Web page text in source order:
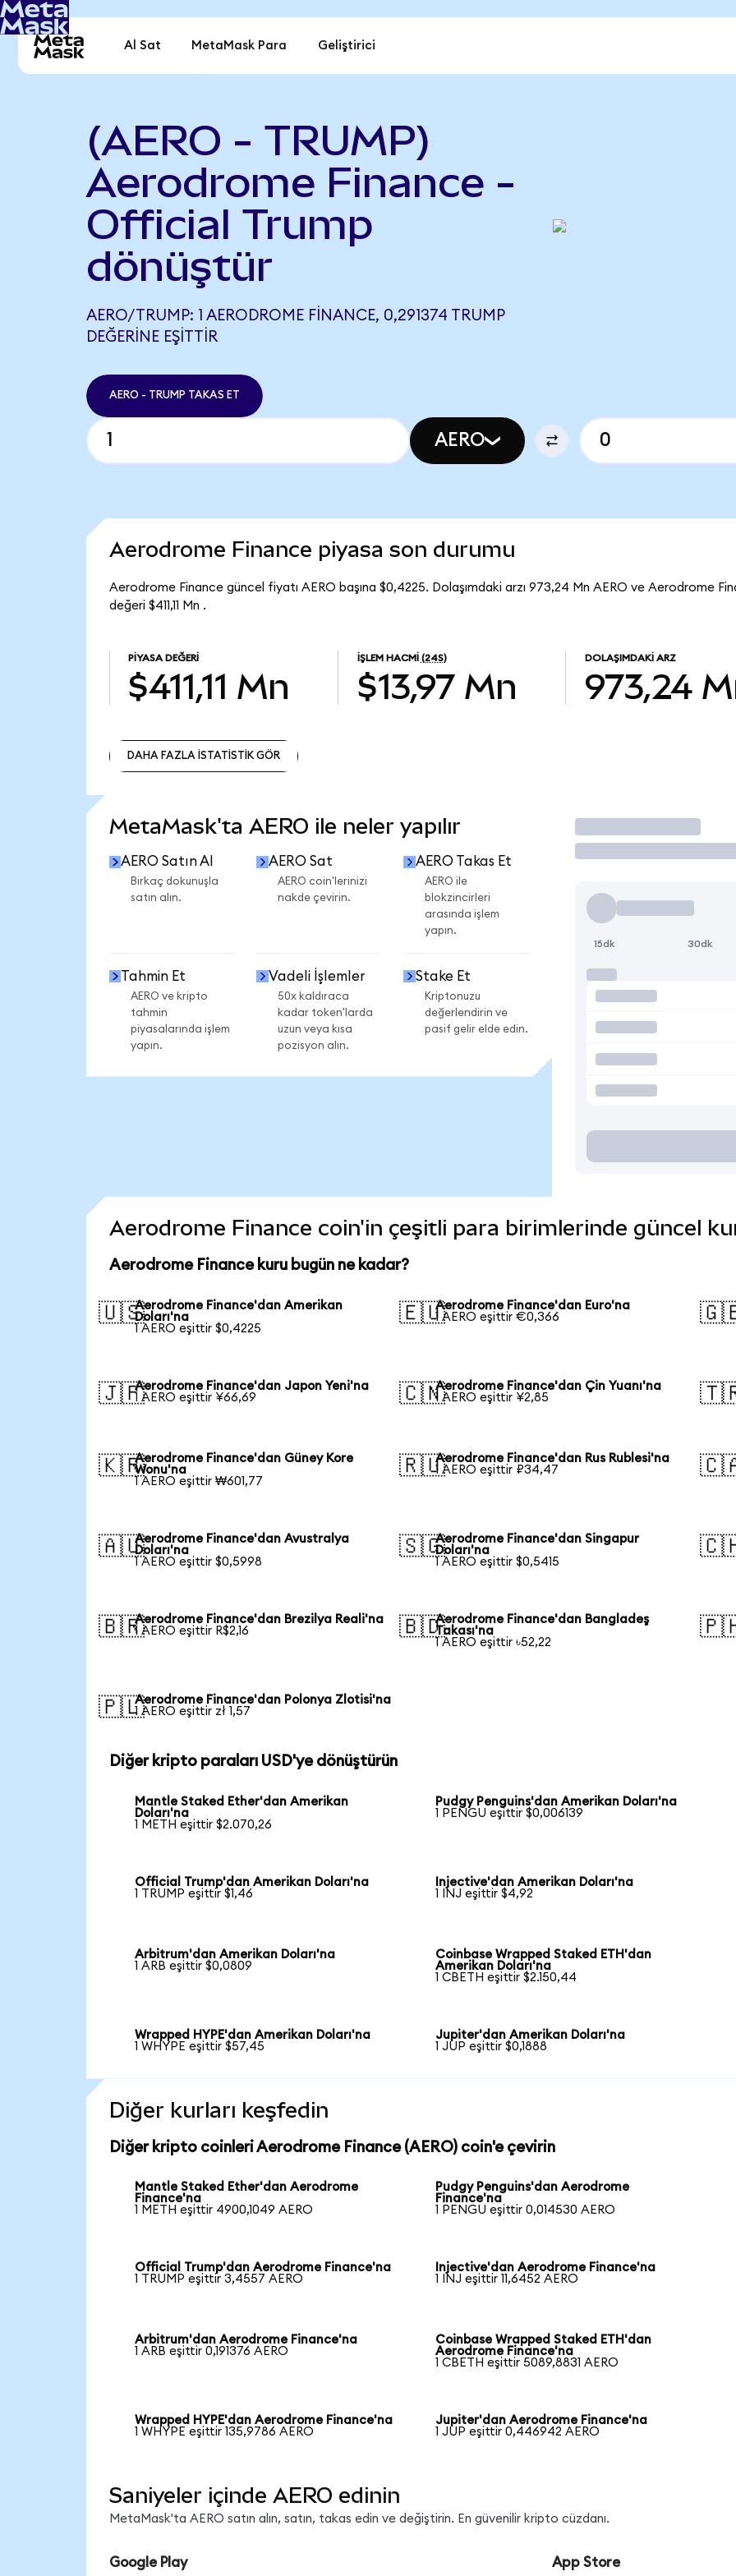
Al Sat MetaMask Para Geliştirici
(AERO - TRUMP)
Aerodrome Finance -
Official Trump
dönüştür
AERO/TRUMP: 1 AERODROME FINANCE, 0,291374 TRUMP
DEĞERINE EŞITTIR
AERO - TRUMP TAKAS ET
AERO
Aerodrome Finance piyasa son durumu
Aerodrome Finance güncel fiyatı AERO başına $0,4225. Dolaşımdaki arzı 973,24 Mn AERO ve Aerodrome
değeri $411,11 Mn .
PIYASA DEĞERI
$411,11 Mn
İŞLEM HACMI (24S)
$13,97 Mn
DOLAŞIMDAKI ARZ
973,24
DAHA FAZLA İSTATİSTİK GÖR
MetaMask'ta AERO ile neler yapılır
AERO Satın Al
Birkaç dokunuşla
satın alın.
AERO Sat
AERO coin'lerinizi
nakde çevirin.
AERO Takas Et
AERO ile
blokzincirleri
arasında işlem
yapın.
Tahmin Et
AERO ve kripto
tahmin
piyasalarında işlem
yapın.
Vadeli İşlemler
50x kaldıraca
kadar token'larda
uzun veya kısa
pozisyon alın.
Stake Et
Kriptonuzu
değerlendirin ve
pasif gelir elde edin.
İşlem Yap
15dk 30dk
Aerodrome Finance coin'in çeşitli para birimlerinde güncel
Aerodrome Finance kuru bugün ne kadar?
🇺🇸Aerodrome Finance'dan Amerikan
Doları'na
1 AERO eşittir $0,4225
🇪🇺Aerodrome Finance'dan Euro'na
1 AERO eşittir €0,366
🇯🇵Aerodrome Finance'dan Japon Yeni'na
1 AERO eşittir ¥66,69
🇨🇳Aerodrome Finance'dan Çin Yuanı'na
1 AERO eşittir ¥2,85
🇰🇷Aerodrome Finance'dan Güney Kore
Wonu'na
1 AERO eşittir ₩601,77
🇷🇺Aerodrome Finance'dan Rus Rublesi'na
1 AERO eşittir ₽34,47
🇦🇺Aerodrome Finance'dan Avustralya
Doları'na
1 AERO eşittir $0,5998
🇸🇬Aerodrome Finance'dan Singapur
Doları'na
1 AERO eşittir $0,5415
🇧🇷Aerodrome Finance'dan Brezilya Reali'na
1 AERO eşittir R$2,16
🇧🇩Aerodrome Finance'dan Bangladeş
Takası'na
1 AERO eşittir ৳52,22
🇵🇱Aerodrome Finance'dan Polonya Zlotisi'na
1 AERO eşittir zł 1,57
Diğer kripto paraları USD'ye dönüştürün
Mantle Staked Ether'dan Amerikan
Doları'na
1 METH eşittir $2.070,26
Pudgy Penguins'dan Amerikan Doları'na
1 PENGU eşittir $0,006139
Official Trump'dan Amerikan Doları'na
1 TRUMP eşittir $1,46
Injective'dan Amerikan Doları'na
1 INJ eşittir $4,92
Arbitrum'dan Amerikan Doları'na
1 ARB eşittir $0,0809
Coinbase Wrapped Staked ETH'dan
Amerikan Doları'na
1 CBETH eşittir $2.150,44
Wrapped HYPE'dan Amerikan Doları'na
1 WHYPE eşittir $57,45
Jupiter'dan Amerikan Doları'na
1 JUP eşittir $0,1888
Diğer kurları keşfedin
Diğer kripto coinleri Aerodrome Finance (AERO) coin'e çevirin
Mantle Staked Ether'dan Aerodrome
Finance'na
1 METH eşittir 4900,1049 AERO
Pudgy Penguins'dan Aerodrome
Finance'na
1 PENGU eşittir 0,014530 AERO
Official Trump'dan Aerodrome Finance'na
1 TRUMP eşittir 3,4557 AERO
Injective'dan Aerodrome Finance'na
1 INJ eşittir 11,6452 AERO
Arbitrum'dan Aerodrome Finance'na
1 ARB eşittir 0,191376 AERO
Coinbase Wrapped Staked ETH'dan
Aerodrome Finance'na
1 CBETH eşittir 5089,8831 AERO
Wrapped HYPE'dan Aerodrome Finance'na
1 WHYPE eşittir 135,9786 AERO
Jupiter'dan Aerodrome Finance'na
1 JUP eşittir 0,446942 AERO
Saniyeler içinde AERO edinin
MetaMask'ta AERO satın alın, satın, takas edin ve değiştirin. En güvenilir kripto cüzdanı.
Google Play App Store